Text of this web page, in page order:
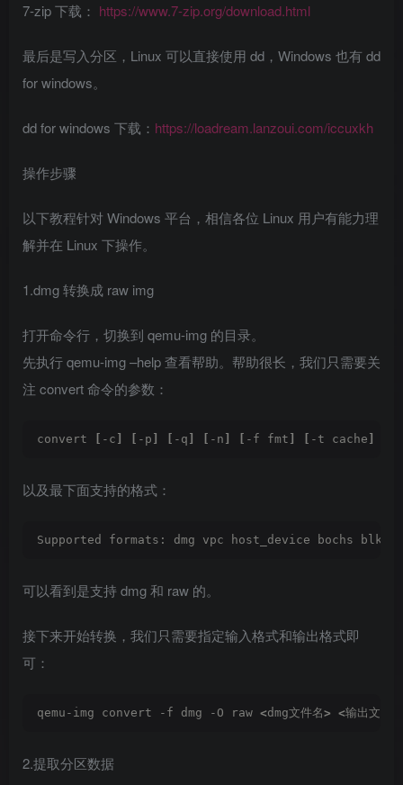
7-zip 下载： https://www.7-zip.org/download.html
最后是写入分区，Linux 可以直接使用 dd，Windows 也有 dd
for windows。
dd for windows 下载： https://loadream.lanzoui.com/iccuxkh
操作步骤
以下教程针对 Windows 平台，相信各位 Linux 用户有能力理
解并在 Linux 下操作。
1.dmg 转换成 raw img
打开命令行，切换到 qemu-img 的目录。
先执行 qemu-img –help 查看帮助。帮助很长，我们只需要关
注 convert 命令的参数：
convert -c -p -q -n -f fmt -t cache
以及最下面支持的格式：
Supported formats: dmg vpc host_device bochs
可以看到是支持 dmg 和 raw 的。
接下来开始转换，我们只需要指定输入格式和输出格式即
可：
qemu-img convert -f dmg -O raw <dmg文件名> <输出文件名
2.提取分区数据